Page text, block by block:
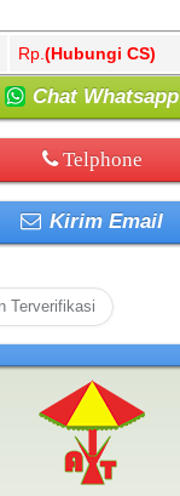
Rp. (Hubungi CS)
Chat Whatsapp
Telphone
Kirim Email
Terverifikasi